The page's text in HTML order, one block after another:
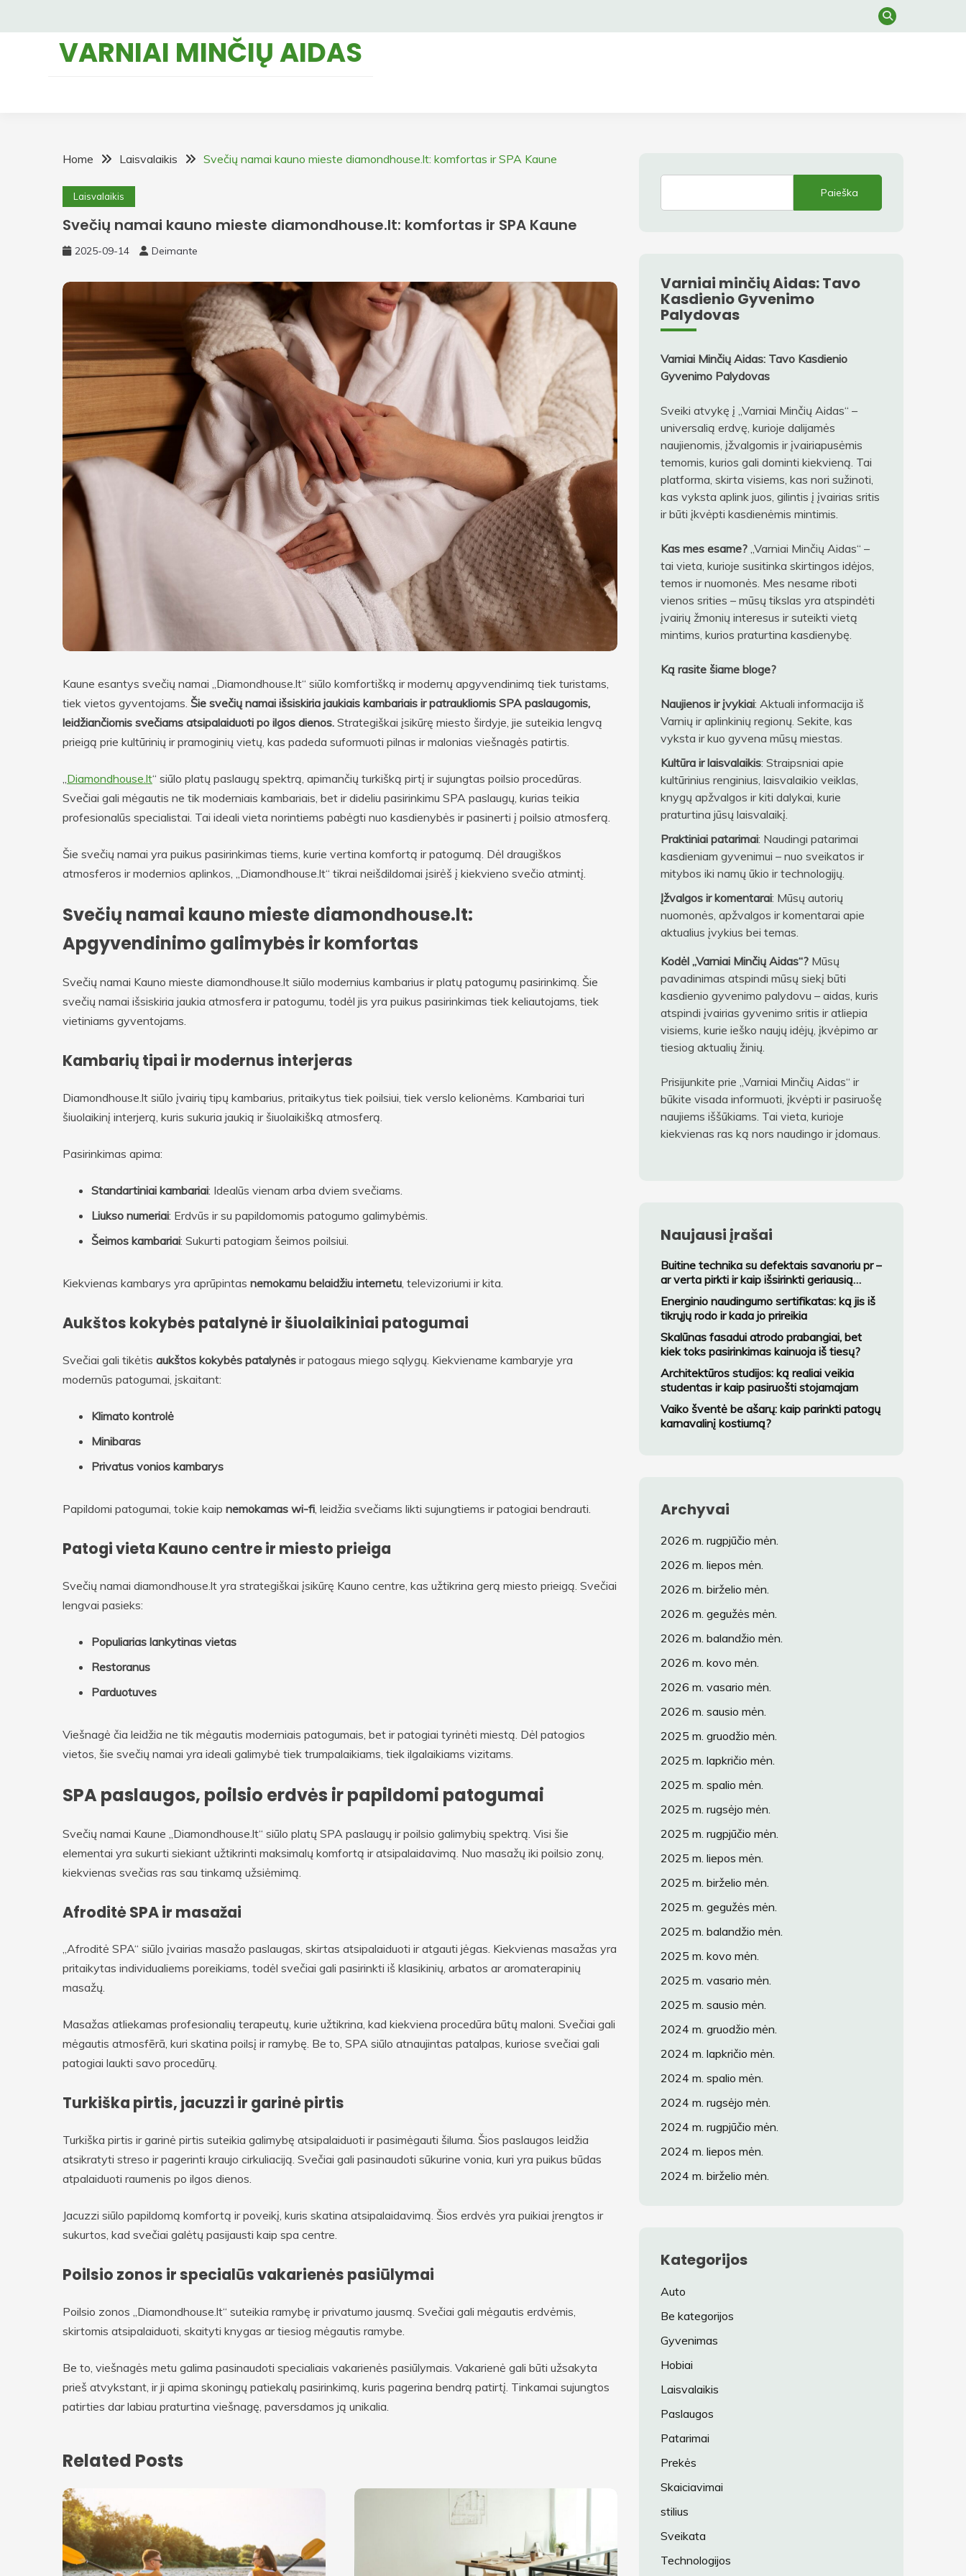
VARNIAI MINČIŲ AIDAS
Home Laisvalaikis Svečių namai kauno mieste diamondhouse.lt: komfortas ir SPA Kaune
Laisvalaikis
Svečių namai kauno mieste diamondhouse.lt: komfortas ir SPA Kaune
2025-09-14 Deimante
Kaune esantys svečių namai „Diamondhouse.lt“ siūlo komfortišką ir modernų apgyvendinimą tiek turistams,
tiek vietos gyventojams. Šie svečių namai išsiskiria jaukiais kambariais ir patraukliomis SPA paslaugomis,
leidžiančiomis svečiams atsipalaiduoti po ilgos dienos. Strategiškai įsikūrę miesto širdyje, jie suteikia lengvą
prieigą prie kultūrinių ir pramoginių vietų, kas padeda suformuoti pilnas ir malonias viešnagės patirtis.
„Diamondhouse.lt“ siūlo platų paslaugų spektrą, apimančių turkišką pirtį ir sujungtas poilsio procedūras.
Svečiai gali mėgautis ne tik moderniais kambariais, bet ir dideliu pasirinkimu SPA paslaugų, kurias teikia
profesionalūs specialistai. Tai ideali vieta norintiems pabėgti nuo kasdienybės ir pasinerti į poilsio atmosferą.
Šie svečių namai yra puikus pasirinkimas tiems, kurie vertina komfortą ir patogumą. Dėl draugiškos
atmosferos ir modernios aplinkos, „Diamondhouse.lt“ tikrai neišdildomai įsirėš į kiekvieno svečio atmintį.
Svečių namai kauno mieste diamondhouse.lt:
Apgyvendinimo galimybės ir komfortas
Svečių namai Kauno mieste diamondhouse.lt siūlo modernius kambarius ir platų patogumų pasirinkimą. Šie
svečių namai išsiskiria jaukia atmosfera ir patogumu, todėl jis yra puikus pasirinkimas tiek keliautojams, tiek
vietiniams gyventojams.
Kambarių tipai ir modernus interjeras
Diamondhouse.lt siūlo įvairių tipų kambarius, pritaikytus tiek poilsiui, tiek verslo kelionėms. Kambariai turi
šiuolaikinį interjerą, kuris sukuria jaukią ir šiuolaikišką atmosferą.
Pasirinkimas apima:
Standartiniai kambariai: Idealūs vienam arba dviem svečiams.
Liukso numeriai: Erdvūs ir su papildomomis patogumo galimybėmis.
Šeimos kambariai: Sukurti patogiam šeimos poilsiui.
Kiekvienas kambarys yra aprūpintas nemokamu belaidžiu internetu, televizoriumi ir kita.
Aukštos kokybės patalynė ir šiuolaikiniai patogumai
Svečiai gali tikėtis aukštos kokybės patalynės ir patogaus miego sąlygų. Kiekviename kambaryje yra
modernūs patogumai, įskaitant:
Klimato kontrolė
Minibaras
Privatus vonios kambarys
Papildomi patogumai, tokie kaip nemokamas wi-fi , leidžia svečiams likti sujungtiems ir patogiai bendrauti.
Patogi vieta Kauno centre ir miesto prieiga
Svečių namai diamondhouse.lt yra strategiškai įsikūrę Kauno centre, kas užtikrina gerą miesto prieigą. Svečiai
lengvai pasieks:
Populiarias lankytinas vietas
Restoranus
Parduotuves
Viešnagė čia leidžia ne tik mėgautis moderniais patogumais, bet ir patogiai tyrinėti miestą. Dėl patogios
vietos, šie svečių namai yra ideali galimybė tiek trumpalaikiams, tiek ilgalaikiams vizitams.
SPA paslaugos, poilsio erdvės ir papildomi patogumai
Svečių namai Kaune „Diamondhouse.lt“ siūlo platų SPA paslaugų ir poilsio galimybių spektrą. Visi šie
elementai yra sukurti siekiant užtikrinti maksimalų komfortą ir atsipalaidavimą. Nuo masažų iki poilsio zonų,
kiekvienas svečias ras sau tinkamą užsiėmimą.
Afroditė SPA ir masažai
„Afroditė SPA“ siūlo įvairias masažo paslaugas, skirtas atsipalaiduoti ir atgauti jėgas. Kiekvienas masažas yra
pritaikytas individualiems poreikiams, todėl svečiai gali pasirinkti iš klasikinių, arbatos ar aromaterapinių
masažų.
Masažas atliekamas profesionalių terapeutų, kurie užtikrina, kad kiekviena procedūra būtų maloni. Svečiai gali
mėgautis atmosfērā, kuri skatina poilsį ir ramybę. Be to, SPA siūlo atnaujintas patalpas, kuriose svečiai gali
patogiai laukti savo procedūrų.
Turkiška pirtis, jacuzzi ir garinė pirtis
Turkiška pirtis ir garinė pirtis suteikia galimybę atsipalaiduoti ir pasimėgauti šiluma. Šios paslaugos leidžia
atsikratyti streso ir pagerinti kraujo cirkuliaciją. Svečiai gali pasinaudoti sūkurine vonia, kuri yra puikus būdas
atpalaiduoti raumenis po ilgos dienos.
Jacuzzi siūlo papildomą komfortą ir poveikį, kuris skatina atsipalaidavimą. Šios erdvės yra puikiai įrengtos ir
sukurtos, kad svečiai galėtų pasijausti kaip spa centre.
Poilsio zonos ir specialūs vakarienės pasiūlymai
Poilsio zonos „Diamondhouse.lt“ suteikia ramybę ir privatumo jausmą. Svečiai gali mėgautis erdvėmis,
skirtomis atsipalaiduoti, skaityti knygas ar tiesiog mėgautis ramybe.
Be to, viešnagės metu galima pasinaudoti specialiais vakarienės pasiūlymais. Vakarienė gali būti užsakyta
prieš atvykstant, ir ji apima skoningų patiekalų pasirinkimą, kuris pagerina bendrą patirtį. Tinkamai sujungtos
patirties dar labiau praturtina viešnagę, paversdamos ją unikalia.
Related Posts
Paieška
Varniai minčių Aidas: Tavo
Kasdienio Gyvenimo
Palydovas
Varniai Minčių Aidas: Tavo Kasdienio
Gyvenimo Palydovas
Sveiki atvykę į „Varniai Minčių Aidas“ –
universalią erdvę, kurioje dalijamės
naujienomis, įžvalgomis ir įvairiapusėmis
temomis, kurios gali dominti kiekvieną. Tai
platforma, skirta visiems, kas nori sužinoti,
kas vyksta aplink juos, gilintis į įvairias sritis
ir būti įkvėpti kasdienėmis mintimis.
Kas mes esame?„Varniai Minčių Aidas“ –
tai vieta, kurioje susitinka skirtingos idėjos,
temos ir nuomonės. Mes nesame riboti
vienos srities – mūsų tikslas yra atspindėti
įvairių žmonių interesus ir suteikti vietą
mintims, kurios praturtina kasdienybę.
Ką rasite šiame bloge?
Naujienos ir įvykiai: Aktuali informacija iš
Varnių ir aplinkinių regionų. Sekite, kas
vyksta ir kuo gyvena mūsų miestas.
Kultūra ir laisvalaikis: Straipsniai apie
kultūrinius renginius, laisvalaikio veiklas,
knygų apžvalgos ir kiti dalykai, kurie
praturtina jūsų laisvalaikį.
Praktiniai patarimai: Naudingi patarimai
kasdieniam gyvenimui – nuo sveikatos ir
mitybos iki namų ūkio ir technologijų.
Įžvalgos ir komentarai: Mūsų autorių
nuomonės, apžvalgos ir komentarai apie
aktualius įvykius bei temas.
Kodėl „Varniai Minčių Aidas“?Mūsų
pavadinimas atspindi mūsų siekį būti
kasdienio gyvenimo palydovu – aidas, kuris
atspindi įvairias gyvenimo sritis ir atliepia
visiems, kurie ieško naujų idėjų, įkvėpimo ar
tiesiog aktualių žinių.
Prisijunkite prie „Varniai Minčių Aidas“ ir
būkite visada informuoti, įkvėpti ir pasiruošę
naujiems iššūkiams. Tai vieta, kurioje
kiekvienas ras ką nors naudingo ir įdomaus.
Naujausi įrašai
Buitine technika su defektais savanoriu pr –
ar verta pirkti ir kaip išsirinkti geriausią
variantą?
Energinio naudingumo sertifikatas: ką jis iš
tikrųjų rodo ir kada jo prireikia
Skalūnas fasadui atrodo prabangiai, bet
kiek toks pasirinkimas kainuoja iš tiesų?
Architektūros studijos: ką realiai veikia
studentas ir kaip pasiruošti stojamajam
Vaiko šventė be ašarų: kaip parinkti patogų
karnavalinį kostiumą?
Archyvai
2026 m. rugpjūčio mėn.
2026 m. liepos mėn.
2026 m. birželio mėn.
2026 m. gegužės mėn.
2026 m. balandžio mėn.
2026 m. kovo mėn.
2026 m. vasario mėn.
2026 m. sausio mėn.
2025 m. gruodžio mėn.
2025 m. lapkričio mėn.
2025 m. spalio mėn.
2025 m. rugsėjo mėn.
2025 m. rugpjūčio mėn.
2025 m. liepos mėn.
2025 m. birželio mėn.
2025 m. gegužės mėn.
2025 m. balandžio mėn.
2025 m. kovo mėn.
2025 m. vasario mėn.
2025 m. sausio mėn.
2024 m. gruodžio mėn.
2024 m. lapkričio mėn.
2024 m. spalio mėn.
2024 m. rugsėjo mėn.
2024 m. rugpjūčio mėn.
2024 m. liepos mėn.
2024 m. birželio mėn.
Kategorijos
Auto
Be kategorijos
Gyvenimas
Hobiai
Laisvalaikis
Paslaugos
Patarimai
Prekės
Skaiciavimai
stilius
Sveikata
Technologijos